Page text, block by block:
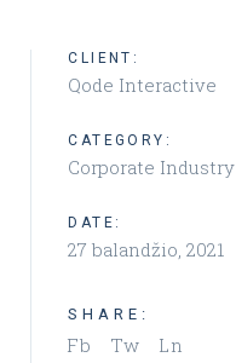
CLIENT:
Qode Interactive
CATEGORY:
Corporate Industry
DATE:
27 balandžio, 2021
SHARE:
Fb Tw Ln